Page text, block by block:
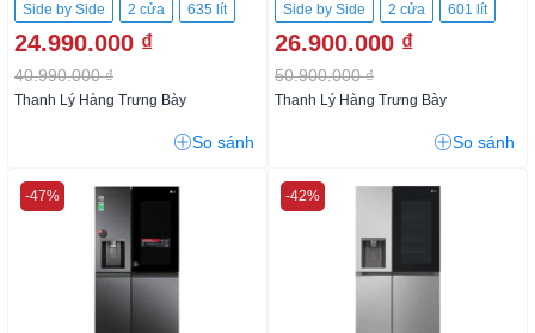
Side by Side 2 cửa 635 lít
24.990.000 ₫
40.990.000 ₫
Thanh Lý Hàng Trưng Bày
So sánh
Side by Side 2 cửa 601 lít
26.900.000 ₫
50.900.000 ₫
Thanh Lý Hàng Trưng Bày
So sánh
-47% -42%